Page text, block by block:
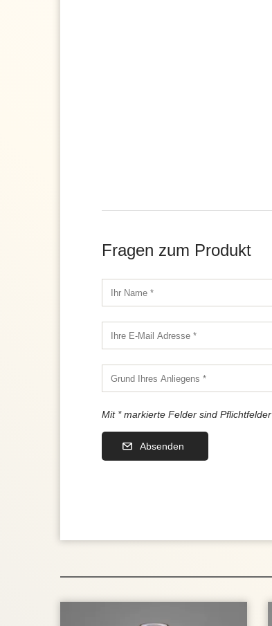
Fragen zum Produkt
Mit * markierte Felder sind Pflichtfelder
Absenden